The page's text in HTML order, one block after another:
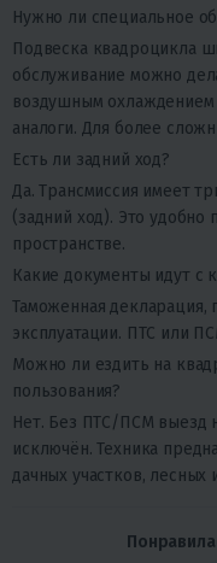
Нужно ли специальное
Подвеска квадроцикла
обслуживание можно
воздушным
аналоги. Для более
Есть ли задний ход?
Да. Трансмиссия имеет
(задний ход). Это удобно
пространстве.
Какие документы идут с
Таможенная декларация,
эксплуатации. ПТС или
Можно ли ездить на
пользования?
Нет. Без ПТС/ПСМ выезд
исключён. Техника
дачных участков,